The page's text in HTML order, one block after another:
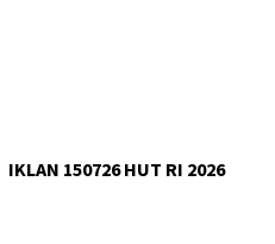
IKLAN 150726 HUT RI 2026